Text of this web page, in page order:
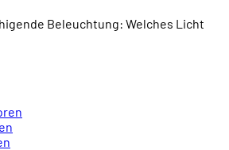
Beleuchtung: Welches Licht